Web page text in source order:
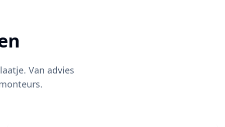
Van advies